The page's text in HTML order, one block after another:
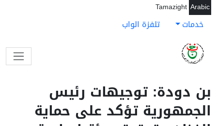
Arabic
Tamazight
خدمات تلفزة الواب
بن دودة: توجيهات رئيس
الجمهورية تؤكد على حماية